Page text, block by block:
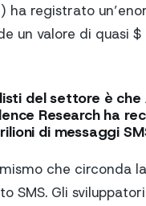
registrato
un valore di
del settore è
Research ha
di messaggi
che circonda
SMS. Gli